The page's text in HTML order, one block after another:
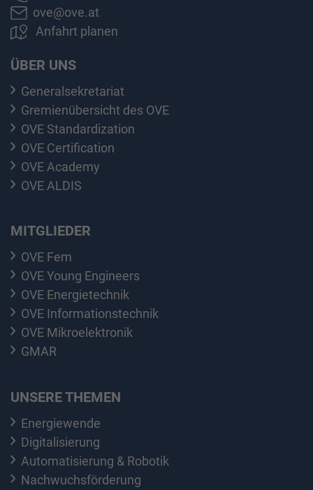
ove@ove.at
Anfahrt planen
ÜBER UNS
Generalsekretariat
Gremienübersicht des OVE
OVE Standardization
OVE Certification
OVE Academy
OVE ALDIS
MITGLIEDER
OVE Fem
OVE Young Engineers
OVE Energietechnik
OVE Informationstechnik
OVE Mikroelektronik
GMAR
UNSERE THEMEN
Energiewende
Digitalisierung
Automatisierung & Robotik
Nachwuchsförderung